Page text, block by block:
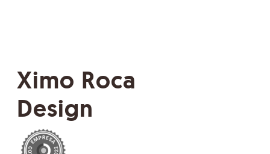
Ximo Roca
Design